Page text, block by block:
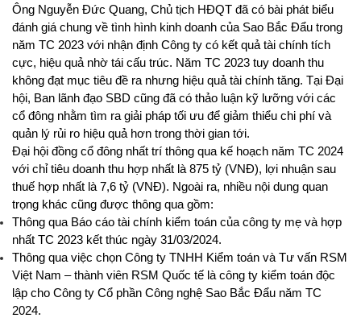
Ông Nguyễn Đức Quang, Chủ tịch HĐQT đã có bài phát biểu
đánh giá chung về tình hình kinh doanh của Sao Bắc Đẩu trong
năm TC 2023 với nhận định Công ty có kết quả tài chính tích
cực, hiệu quả nhờ tái cấu trúc. Năm TC 2023 tuy doanh thu
không đạt mục tiêu đề ra nhưng hiệu quả tài chính tăng. Tại Đại
hội, Ban lãnh đạo SBD cũng đã có thảo luận kỹ lưỡng với các
cổ đông nhằm tìm ra giải pháp tối ưu để giảm thiểu chi phí và
quản lý rủi ro hiệu quả hơn trong thời gian tới.
Đại hội đồng cổ đông nhất trí thông qua kế hoạch năm TC 2024
với chỉ tiêu doanh thu hợp nhất là 875 tỷ (VNĐ), lợi nhuận sau
thuế hợp nhất là 7,6 tỷ (VNĐ). Ngoài ra, nhiều nội dung quan
trọng khác cũng được thông qua gồm:
Thông qua Báo cáo tài chính kiểm toán của công ty mẹ và hợp
nhất TC 2023 kết thúc ngày 31/03/2024.
Thông qua việc chọn Công ty TNHH Kiểm toán và Tư vấn RSM
Việt Nam – thành viên RSM Quốc tế là công ty kiểm toán độc
lập cho Công ty Cổ phần Công nghệ Sao Bắc Đẩu năm TC
2024.